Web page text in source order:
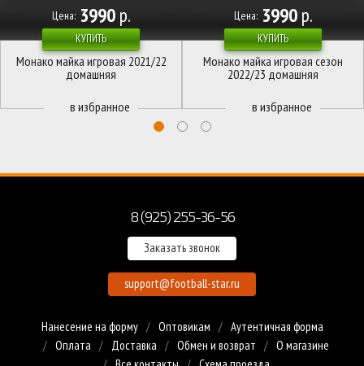
КУПИТЬ
Цена: 3990р.
Монако майка игровая 2021/22
домашняя
КУПИТЬ
Цена: 3990р.
Монако майка игровая сезон
2022/23 домашняя
8 (925) 255-36-56
Заказать звонок
support@football-star.ru
Нанесение на форму Оптовикам
Аутентичная форма
Оплата
Доставка Обмен и возврат
О магазине